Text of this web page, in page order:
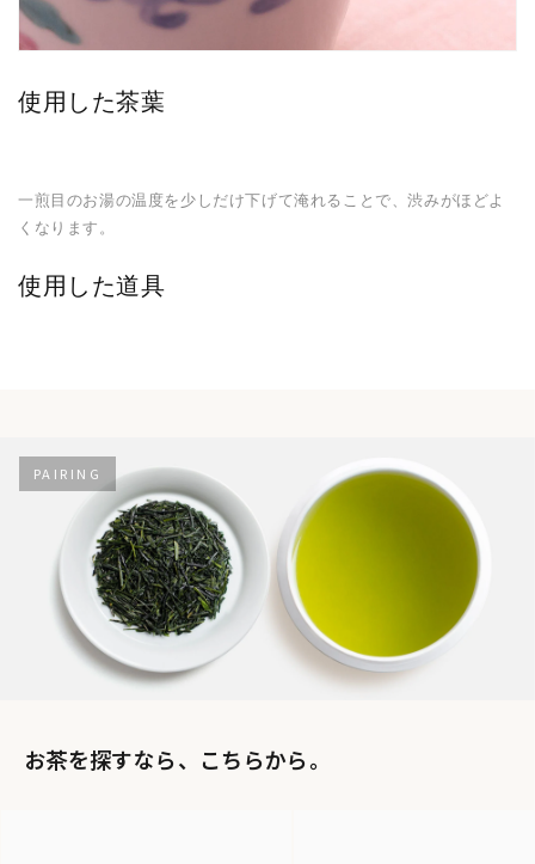
使用した茶葉
一煎目のお湯の温度を少しだけ下げて淹れることで、渋みがほどよ
くなります。
使用した道具
PAIRING
お茶を探すなら、こちらから。